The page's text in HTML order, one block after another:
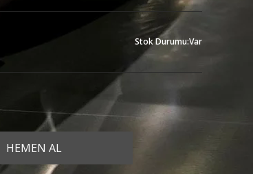
Stok Durumu:Var
HEMEN AL